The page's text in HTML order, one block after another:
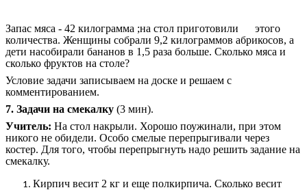
Запас мяса - 42 килограмма ;на стол приготовили
этого
количества. Женщины собрали 9,2 килограммов абрикосов, а
дети насобирали бананов в 1,5 раза больше. Сколько мяса и
сколько фруктов на столе?
Условие задачи записываем на доске и решаем с
комментированием.
7. Задачи на смекалку (3 мин).
Учитель: На стол накрыли. Хорошо поужинали, при этом
никого не обидели. Особо смелые перепрыгивали через
костер. Для того, чтобы перепрыгнуть надо решить задание на
смекалку.
Кирпич весит 2 кг и еще полкирпича. Сколько весит